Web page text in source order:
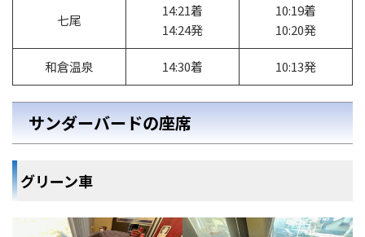
七尾
14:21着
14:24発
10:19着
10:20発
和倉温泉 14:30着 10:13発
サンダーバードの座席
グリーン車